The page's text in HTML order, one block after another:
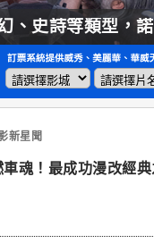
、史詩等類型，
新星聞
魂！最成功漫改經